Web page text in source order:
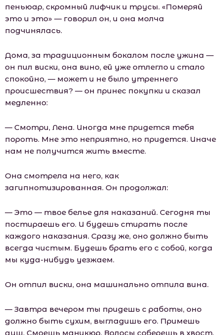
пеньюар, скромный лифчик и трусы. «Померяй
это и это» — говорил он, и она молча
подчинялась.
Дома, за традиционным бокалом после ужина —
он пил виски, она вино, ей уже отлегло и стало
спокойно, — может и не было утреннего
происшествия? — он принес покупки и сказал
медленно:
— Смотри, Лена. Иногда мне придется тебя
пороть. Мне это неприятно, но придется. Иначе
нам не получится жить вместе.
Она смотрела на него, как
загипнотизированная. Он продолжал:
— Это — твое белье для наказаний. Сегодня ты
постираешь его. И будешь стирать после
каждого наказания. Сразу же, оно должно быть
всегда чистым. Будешь брать его с собой, когда
мы куда-нибудь уезжаем.
Он отпил виски, она машинально отпила вина.
— Завтра вечером ты придешь с работы, оно
должно быть сухим, выгладишь его. Примешь
душ. Смоешь маникюр. Волосы соберешь в хвост,